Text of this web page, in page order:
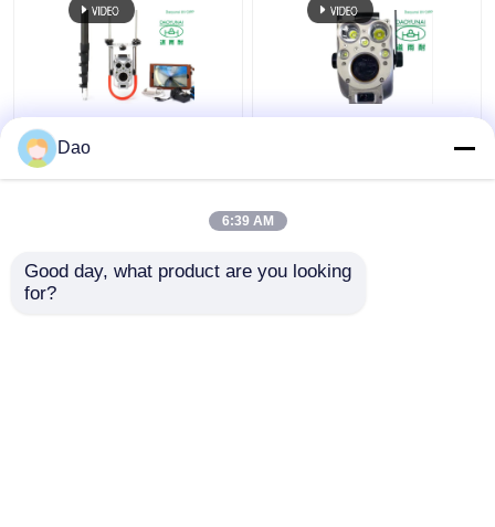
下水道の検査システム
D16sの無線電信のため
望遠鏡のマンホールの
体の下水道の豪雨によ
る雨水の排水
Dao
6:39 AM
Good day, what product are you looking
for?